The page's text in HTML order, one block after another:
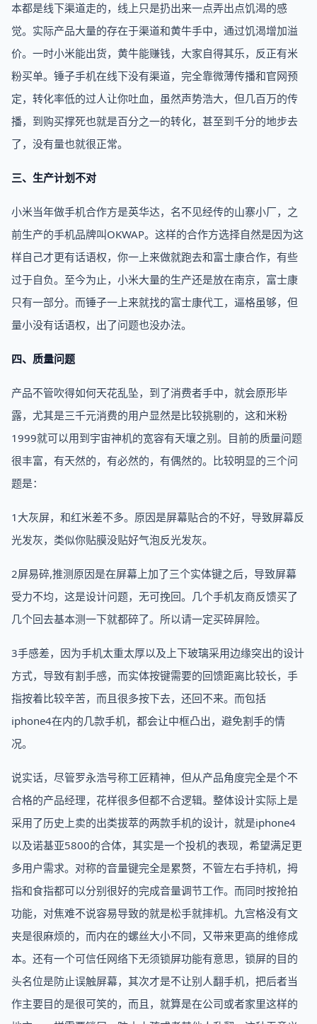
本都是线下渠道走的，线上只是扔出来一点弄出点饥渴的感
觉。实际产品大量的存在于渠道和黄牛手中，通过饥渴增加溢
价。一时小米能出货，黄牛能赚钱，大家自得其乐，反正有米
粉买单。锤子手机在线下没有渠道，完全靠微薄传播和官网预
定，转化率低的过人让你吐血，虽然声势浩大，但几百万的传
播，到购买撑死也就是百分之一的转化，甚至到千分的地步去
了，没有量也就很正常。
三、生产计划不对
小米当年做手机合作方是英华达，名不见经传的山寨小厂，之
前生产的手机品牌叫OKWAP。这样的合作方选择自然是因为这
样自己才更有话语权，你一上来做就跑去和富士康合作，有些
过于自负。至今为止，小米大量的生产还是放在南京，富士康
只有一部分。而锤子一上来就找的富士康代工，逼格虽够，但
量小没有话语权，出了问题也没办法。
四、质量问题
产品不管吹得如何天花乱坠，到了消费者手中，就会原形毕
露，尤其是三千元消费的用户显然是比较挑剔的，这和米粉
1999就可以用到宇宙神机的宽容有天壤之别。目前的质量问题
很丰富，有天然的，有必然的，有偶然的。比较明显的三个问
题是：
1大灰屏，和红米差不多。原因是屏幕贴合的不好，导致屏幕反
光发灰，类似你贴膜没贴好气泡反光发灰。
2屏易碎,推测原因是在屏幕上加了三个实体键之后，导致屏幕
受力不均，这是设计问题，无可挽回。几个手机友商反馈买了
几个回去基本测一下就都碎了。所以请一定买碎屏险。
3手感差，因为手机太重太厚以及上下玻璃采用边缘突出的设计
方式，导致有割手感，而实体按键需要的回馈距离比较长，手
指按着比较辛苦，而且很多按下去，还回不来。而包括
iphone4在内的几款手机，都会让中框凸出，避免割手的情
况。
说实话，尽管罗永浩号称工匠精神，但从产品角度完全是个不
合格的产品经理，花样很多但都不合逻辑。整体设计实际上是
采用了历史上卖的出类拔萃的两款手机的设计，就是iphone4
以及诺基亚5800的合体，其实是一个投机的表现，希望满足更
多用户需求。对称的音量键完全是累赘，不管左右手持机，拇
指和食指都可以分别很好的完成音量调节工作。而同时按抢拍
功能，对焦难不说容易导致的就是松手就摔机。九宫格没有文
夹是很麻烦的，而内在的螺丝大小不同，又带来更高的维修成
本。还有一个可信任网络下无须锁屏功能有意思，锁屏的目的
头名位是防止误触屏幕，其次才是不让别人翻手机，把后者当
作主要目的是很可笑的，而且，就算是在公司或者家里这样的